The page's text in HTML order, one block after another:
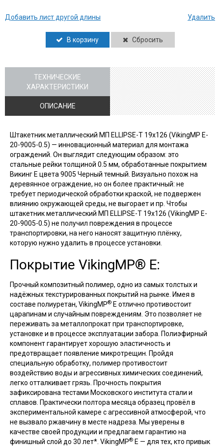
Добавить лист другой длины Удалить
В корзину Сбросить
ТЕХНИЧЕСКИЕ
ХАРАКТЕРИСТИКИ
ОПИСАНИЕ
Штакетник металлический МП ELLIPSE-T 19х126 (VikingMP E-
20-9005-0.5) — инновационный материал для монтажа
ограждений. Он выглядит следующим образом: это
стальные рейки толщиной 0.5 мм, обработанные покрытием
Викинг Е цвета 9005 Черный темный. Визуально похож на
деревянное ограждение, но он более практичный: не
требует периодической обработки краской, не подвержен
влиянию окружающей среды, не выгорает и пр. Чтобы
штакетник металлический МП ELLIPSE-T 19х126 (VikingMP E-
20-9005-0.5) не получил повреждения в процессе
транспортировки, на него наносят защитную плёнку,
которую нужно удалить в процессе установки.
Покрытие VikingMP® E:
Прочный композитный полимер, одно из самых толстых и
надёжных текстурированных покрытий на рынке. Имея в
составе полиуретан, VikingMP® E отлично противостоит
царапинам и случайным повреждениям. Это позволяет не
переживать за металлопрокат при транспортировке,
установке и в процессе эксплуатации забора. Полиэфирный
компонент гарантирует хорошую эластичность и
предотвращает появление микротрещин. Пройдя
специальную обработку, полимер противостоит
воздействию воды и агрессивных химических соединений,
легко отталкивает грязь. Прочность покрытия
зафиксирована тестами Московского института стали и
сплавов. Практически полтора месяца образец провёл в
экспериментальной камере с агрессивной атмосферой, что
не вызвало ржавчину в месте надреза. Мы уверены в
качестве своей продукции и предлагаем гарантию на
финишный слой до 30 лет*. VikingMP® E — для тех, кто привык